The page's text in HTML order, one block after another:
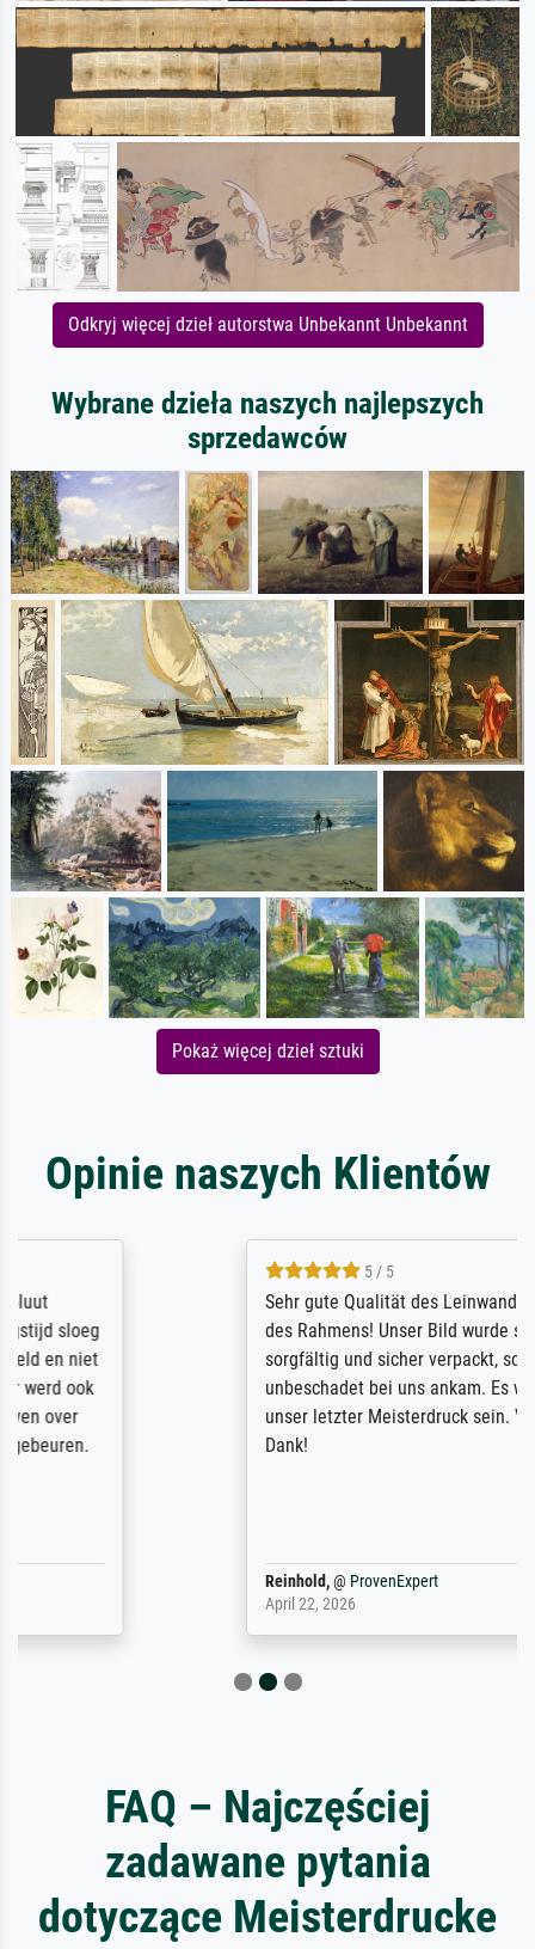
Odkryj więcej dzieł autorstwa Unbekannt Unbekannt
Wybrane dzieła naszych najlepszych
sprzedawców
Pokaż więcej dzieł sztuki
Opinie naszych Klientów
Sehr gute Qualität des Leinwanddrucks und
des Rahmens! Unser Bild wurde sehr
sorgfältig und sicher verpackt, so dass es
unbeschadet bei uns ankam. Es wird nicht
unser letzter Meisterdruck sein. Vielen
ProvenExpert
FAQ – Najczęściej
zadawane pytania
dotyczące Meisterdrucke